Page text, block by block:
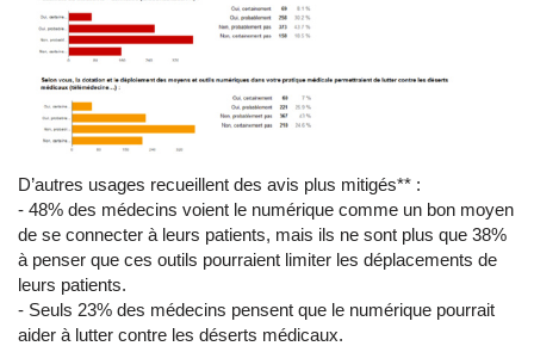
D’autres usages recueillent des avis plus mitigés** :
- 48% des médecins voient le numérique comme un bon moyen
de se connecter à leurs patients, mais ils ne sont plus que 38%
à penser que ces outils pourraient limiter les déplacements de
leurs patients.
- Seuls 23% des médecins pensent que le numérique pourrait
aider à lutter contre les déserts médicaux.